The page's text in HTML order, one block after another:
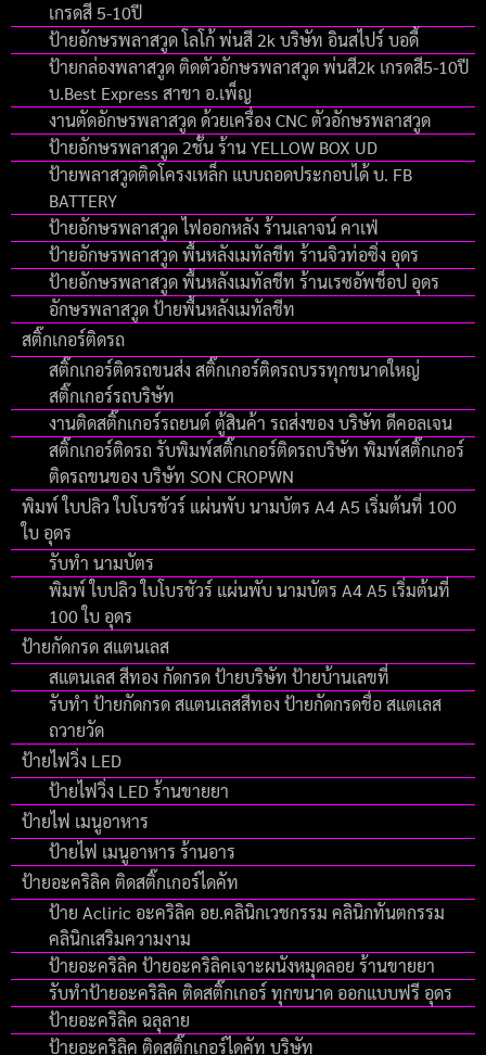
เกรดสี 5-10ปี
ป้ายอักษรพลาสวูด โลโก้ พ่นสี 2k บริษัท อินสไปร์ บอดี้
ป้ายกล่องพลาสวูด ติดตัวอักษรพลาสวูด พ่นสี2k เกรดสี5-10ปี
บ.Best Express สาขา อ.เพ็ญ
งานตัดอักษรพลาสวูด ด้วยเครื่อง CNC ตัวอักษรพลาสวูด
ป้ายอักษรพลาสวูด 2ชั้น ร้าน YELLOW BOX UD
ป้ายพลาสวูดติดโครงเหล็ก แบบถอดประกอบได้ บ. FB
BATTERY
ป้ายอักษรพลาสวูด ไฟออกหลัง ร้านเลาจน์ คาเฟ่
ป้ายอักษรพลาสวูด พื้นหลังเมทัลชีท ร้านจิวท่อซิ่ง อุดร
ป้ายอักษรพลาสวูด พื้นหลังเมทัลชีท ร้านเรซอัพช็อป อุดร
อักษรพลาสวูด ป้ายพื้นหลังเมทัลชีท
สติ๊กเกอร์ติดรถ
สติ๊กเกอร์ติดรถขนส่ง สติ๊กเกอร์ติดรถบรรทุกขนาดใหญ่
สติ๊กเกอร์รถบริษัท
งานติดสติ๊กเกอร์รถยนต์ ตู้สินค้า รถส่งของ บริษัท ดีคอลเจน
สติ๊กเกอร์ติดรถ รับพิมพ์สติ๊กเกอร์ติดรถบริษัท พิมพ์สติ๊กเกอร์
ติดรถขนของ บริษัท SON CROPWN
พิมพ์ ใบปลิว ใบโบรชัวร์ แผ่นพับ นามบัตร A4 A5 เริ่มต้นที่ 100
ใบ อุดร
รับทำ นามบัตร
พิมพ์ ใบปลิว ใบโบรชัวร์ แผ่นพับ นามบัตร A4 A5 เริ่มต้นที่
100 ใบ อุดร
ป้ายกัดกรด สแตนเลส
สแตนเลส สีทอง กัดกรด ป้ายบริษัท ป้ายบ้านเลขที่
รับทำ ป้ายกัดกรด สแตนเลสสีทอง ป้ายกัดกรดชื่อ สแตเลส
ถวายวัด
ป้ายไฟวิ่ง LED
ป้ายไฟวิ่ง LED ร้านขายยา
ป้ายไฟ เมนูอาหาร
ป้ายไฟ เมนูอาหาร ร้านอาร
ป้ายอะคริลิค ติดสติ๊กเกอร์ไดคัท
ป้าย Acliric อะคริลิค อย.คลินิกเวชกรรม คลินิกทันตกรรม
คลินิกเสริมความงาม
ป้ายอะคริลิค ป้ายอะคริลิคเจาะผนังหมุดลอย ร้านขายยา
รับทำป้ายอะคริลิค ติดสติ๊กเกอร์ ทุกขนาด ออกแบบฟรี อุดร
ป้ายอะคริลิค ฉลุลาย
ป้ายอะคริลิค ติดสติ๊กเกอร์ไดคัท บริษัท